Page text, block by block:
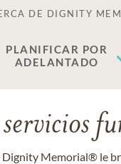
DE DIGNITY
PLANIFICAR POR
ADELANTADO
Memorial® le